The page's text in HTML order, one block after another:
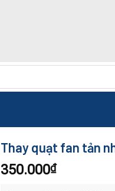
Thay quạt fan tản
350.000₫